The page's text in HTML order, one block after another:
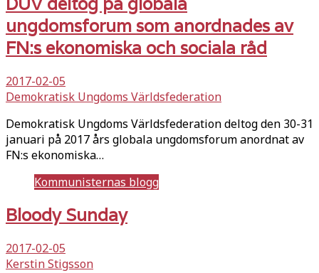
ungdomsforum som anordnades av
FN:s ekonomiska och sociala råd
2017-02-05
Demokratisk Ungdoms Världsfederation
Demokratisk Ungdoms Världsfederation deltog den 30-31
januari på 2017 års globala ungdomsforum anordnat av
FN:s ekonomiska…
Kommunisternas blogg
Bloody Sunday
2017-02-05
Kerstin Stigsson